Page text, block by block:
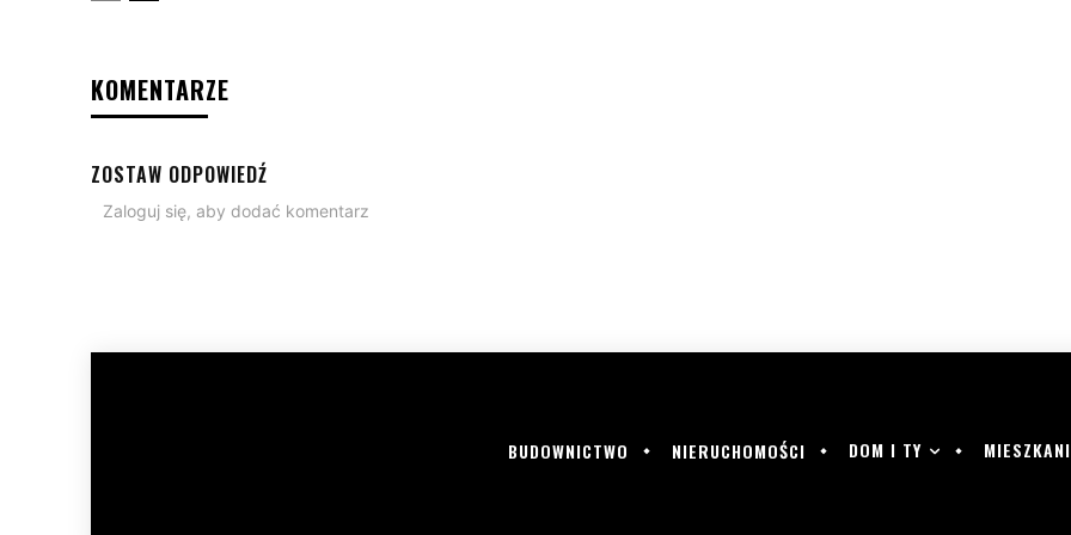
KOMENTARZE
ZOSTAW ODPOWIEDŹ
Zaloguj się, aby dodać komentarz
BUDOWNICTWO NIERUCHOMOŚCI DOM I TY